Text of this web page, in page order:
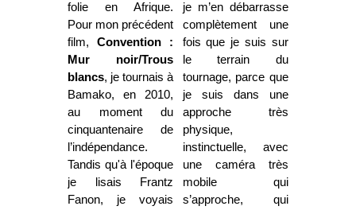
folie en Afrique.
Pour mon précédent
film,Convention :
Mur noir/Trous
blancs, je tournais à
Bamako, en 2010,
au moment du
cinquantenaire de
l’indépendance.
Tandis qu'à l'époque
je lisais Frantz
Fanon, je voyais
je m’en débarrasse
complètement une
fois que je suis sur
le terrain du
tournage, parce que
je suis dans une
approche très
physique,
instinctuelle, avec
une caméra très
mobile qui
s’approche, qui